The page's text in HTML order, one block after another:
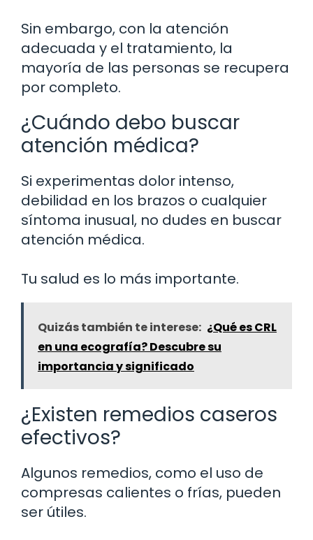
Sin embargo, con la atención
adecuada y el tratamiento, la
mayoría de las personas se recupera
por completo.
¿Cuándo debo buscar
atención médica?
Si experimentas dolor intenso,
debilidad en los brazos o cualquier
síntoma inusual, no dudes en buscar
atención médica.
Tu salud es lo más importante.
Quizás también te interese: ¿Qué es CRL
en una ecografía? Descubre su
importancia y significado
¿Existen remedios caseros
efectivos?
Algunos remedios, como el uso de
compresas calientes o frías, pueden
ser útiles.